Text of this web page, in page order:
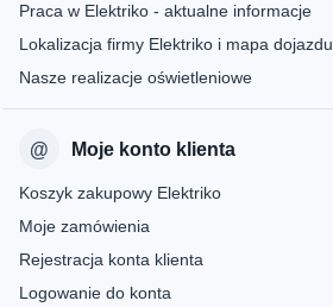
Praca w Elektriko - aktualne informacje
Lokalizacja firmy Elektriko i mapa dojazdu
Nasze realizacje oświetleniowe
Moje konto klienta
Koszyk zakupowy Elektriko
Moje zamówienia
Rejestracja konta klienta
Logowanie do konta